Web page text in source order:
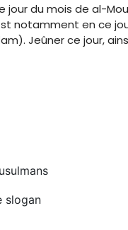
jour du mois de al-
notamment en ce
Jeûner ce jour,